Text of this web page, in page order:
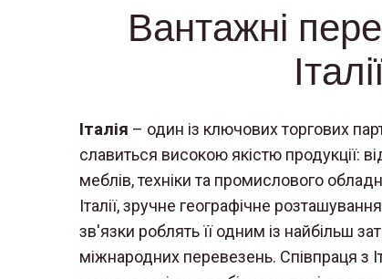
Вантажні
Італія – один із ключових торгових
славиться високою якістю продукції:
меблів, техніки та промислового
Італії, зручне географічне
зв'язки роблять її одним із найбільш
міжнародних перевезень. Співпраця з